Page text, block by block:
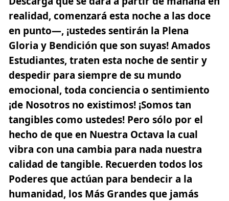
realidad, comenzará esta noche a las doce
en punto—, ¡ustedes sentirán la Plena
Gloria y Bendición que son suyas! Amados
Estudiantes, traten esta noche de sentir y
despedir para siempre de su mundo
emocional, toda conciencia o sentimiento
¡de Nosotros no existimos! ¡Somos tan
tangibles como ustedes! Pero sólo por el
hecho de que en Nuestra Octava la cual
vibra con una cambia para nada nuestra
calidad de tangible. Recuerden todos los
Poderes que actúan para bendecir a la
humanidad, los Más Grandes que jamás